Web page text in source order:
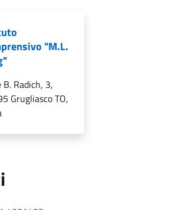
"M.L.
B. Radich, 3,
Grugliasco TO,